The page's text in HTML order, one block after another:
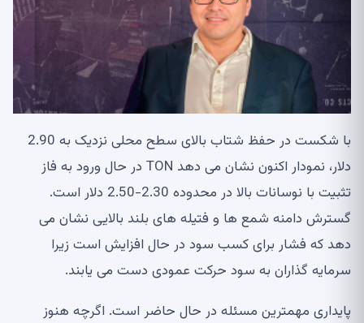
با شکست در حفظ شتاب بالای سطح محلی نزدیک به 2.90
دلار، نمودار اکنون نشان می دهد TON در حال ورود به فاز
تثبیت با نوسانات بالا در محدوده 2.30-2.50 دلار است.
گسترش دامنه شمع ها و فتیله های بلند بالایی نشان می
دهد که فشار برای کسب سود در حال افزایش است زیرا
سرمایه گذاران به سود حرکت عمودی دست می یابند.
پایداری مهمترین مسئله در حال حاضر است. اگرچه هنوز